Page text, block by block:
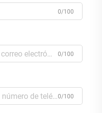
0/100
0/100
0/100